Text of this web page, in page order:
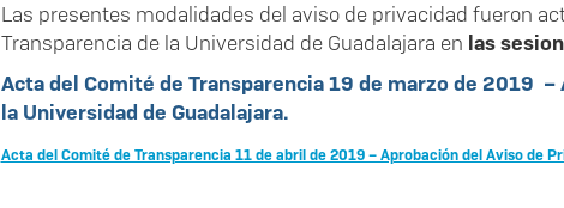
Las presentes modalidades del aviso de privacidad fueron
Transparencia de la Universidad de Guadalajara en las
Acta del Comité de Transparencia 19 de marzo de 2019
la Universidad de Guadalajara.
Acta del Comité de Transparencia 11 de abril de 2019 – Aprobación del Aviso de